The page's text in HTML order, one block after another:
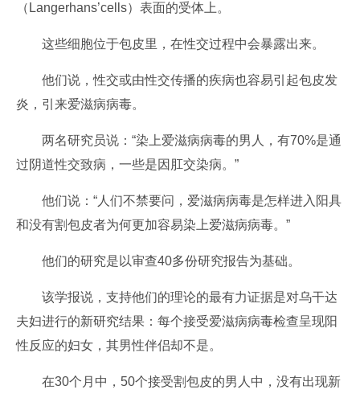
（Langerhans’cells）表面的受体上。
这些细胞位于包皮里，在性交过程中会暴露出来。
他们说，性交或由性交传播的疾病也容易引起包皮发
炎，引来爱滋病病毒。
两名研究员说：“染上爱滋病病毒的男人，有70%是通
过阴道性交致病，一些是因肛交染病。”
他们说：“人们不禁要问，爱滋病病毒是怎样进入阳具
和没有割包皮者为何更加容易染上爱滋病病毒。”
他们的研究是以审查40多份研究报告为基础。
该学报说，支持他们的理论的最有力证据是对乌干达
夫妇进行的新研究结果：每个接受爱滋病病毒检查呈现阳
性反应的妇女，其男性伴侣却不是。
在30个月中，50个接受割包皮的男人中，没有出现新